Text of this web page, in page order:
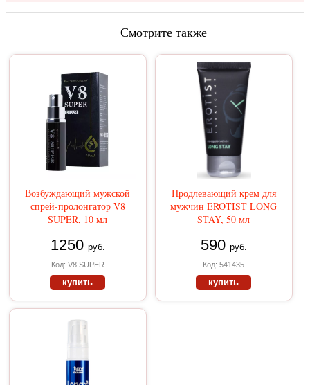
Смотрите также
Возбуждающий мужской
спрей-пролонгатор V8
SUPER, 10 мл
1250 руб.
Код: V8 SUPER
купить
Продлевающий крем для
мужчин EROTIST LONG
STAY, 50 мл
590 руб.
Код: 541435
купить